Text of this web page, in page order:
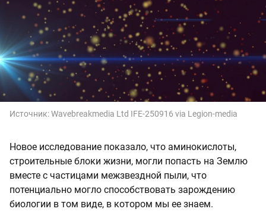
Источник:Wavebreakmedia Ltd IFE-250916 via Legion-media
Новое исследование показало, что аминокислоты,
строительные блоки жизни, могли попасть на Землю
вместе с частицами межзвездной пыли, что
потенциально могло способствовать зарождению
биологии в том виде, в котором мы ее знаем.